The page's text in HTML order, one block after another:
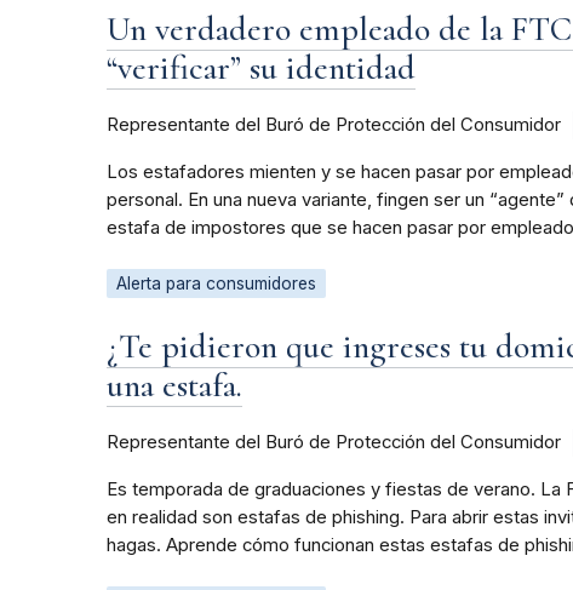
Un verdadero empleado de la
“verificar” su identidad
Representante del Buró de Protección del Consumidor
Los estafadores mienten y se hacen pasar por
personal. En una nueva variante, fingen ser un
estafa de impostores que se hacen pasar por
Alerta para consumidores
¿Te pidieron que ingreses tu
una estafa.
Representante del Buró de Protección del Consumidor
Es temporada de graduaciones y fiestas de verano.
en realidad son estafas de phishing. Para abrir estas
hagas. Aprende cómo funcionan estas estafas de